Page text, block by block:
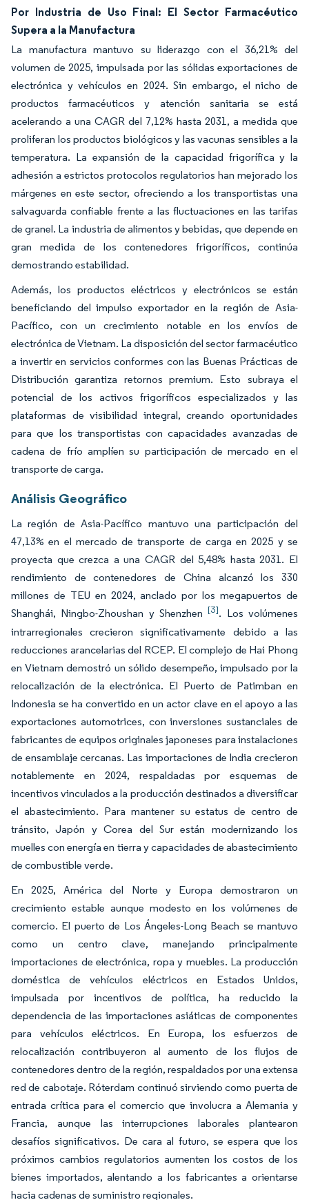
Por Industria de Uso Final: El Sector Farmacéutico
Supera a la Manufactura
La manufactura mantuvo su liderazgo con el 36,21% del
volumen de 2025, impulsada por las sólidas exportaciones de
electrónica y vehículos en 2024. Sin embargo, el nicho de
productos farmacéuticos y atención sanitaria se está
acelerando a una CAGR del 7,12% hasta 2031, a medida que
proliferan los productos biológicos y las vacunas sensibles a la
temperatura. La expansión de la capacidad frigorífica y la
adhesión a estrictos protocolos regulatorios han mejorado los
márgenes en este sector, ofreciendo a los transportistas una
salvaguarda confiable frente a las fluctuaciones en las tarifas
de granel. La industria de alimentos y bebidas, que depende en
gran medida de los contenedores frigoríficos, continúa
demostrando estabilidad.
Además, los productos eléctricos y electrónicos se están
beneficiando del impulso exportador en la región de Asia-
Pacífico, con un crecimiento notable en los envíos de
electrónica de Vietnam. La disposición del sector farmacéutico
a invertir en servicios conformes con las Buenas Prácticas de
Distribución garantiza retornos premium. Esto subraya el
potencial de los activos frigoríficos especializados y las
plataformas de visibilidad integral, creando oportunidades
para que los transportistas con capacidades avanzadas de
cadena de frío amplíen su participación de mercado en el
transporte de carga.
Análisis Geográfico
La región de Asia-Pacífico mantuvo una participación del
47,13% en el mercado de transporte de carga en 2025 y se
proyecta que crezca a una CAGR del 5,48% hasta 2031. El
rendimiento de contenedores de China alcanzó los 330
millones de TEU en 2024, anclado por los megapuertos de
Shanghái, Ningbo-Zhoushan y Shenzhen[3]. Los volúmenes
intrarregionales crecieron significativamente debido a las
reducciones arancelarias del RCEP. El complejo de Hai Phong
en Vietnam demostró un sólido desempeño, impulsado por la
relocalización de la electrónica. El Puerto de Patimban en
Indonesia se ha convertido en un actor clave en el apoyo a las
exportaciones automotrices, con inversiones sustanciales de
fabricantes de equipos originales japoneses para instalaciones
de ensamblaje cercanas. Las importaciones de India crecieron
notablemente en 2024, respaldadas por esquemas de
incentivos vinculados a la producción destinados a diversificar
el abastecimiento. Para mantener su estatus de centro de
tránsito, Japón y Corea del Sur están modernizando los
muelles con energía en tierra y capacidades de abastecimiento
de combustible verde.
En 2025, América del Norte y Europa demostraron un
crecimiento estable aunque modesto en los volúmenes de
comercio. El puerto de Los Ángeles-Long Beach se mantuvo
como un centro clave, manejando principalmente
importaciones de electrónica, ropa y muebles. La producción
doméstica de vehículos eléctricos en Estados Unidos,
impulsada por incentivos de política, ha reducido la
dependencia de las importaciones asiáticas de componentes
para vehículos eléctricos. En Europa, los esfuerzos de
relocalización contribuyeron al aumento de los flujos de
contenedores dentro de la región, respaldados por una extensa
red de cabotaje. Róterdam continuó sirviendo como puerta de
entrada crítica para el comercio que involucra a Alemania y
Francia, aunque las interrupciones laborales plantearon
desafíos significativos. De cara al futuro, se espera que los
próximos cambios regulatorios aumenten los costos de los
bienes importados, alentando a los fabricantes a orientarse
hacia cadenas de suministro regionales.